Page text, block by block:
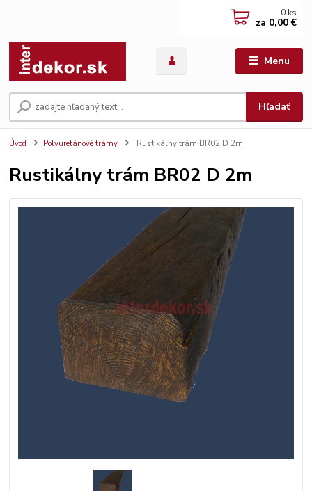
Menu
Hľadať
0 ks
za 0,00 €
Úvod Polyuretánové trámy Rustikálny trám BR02 D 2m
Rustikálny trám BR02 D 2m